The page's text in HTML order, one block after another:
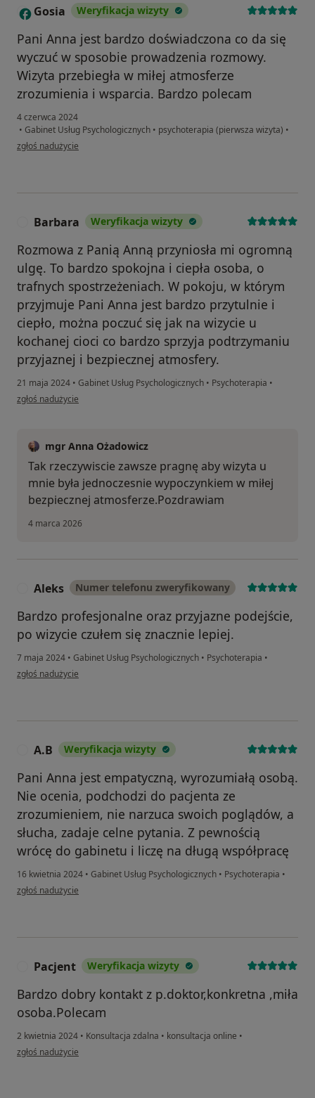
G Gosia Weryfikacja wizyty
Pani Anna jest bardzo doświadczona co da się
wyczuć w sposobie prowadzenia rozmowy.
Wizyta przebiegła w miłej atmosferze
zrozumienia i wsparcia. Bardzo polecam
4 czerwca 2024
• Gabinet Usług Psychologicznych • psychoterapia (pierwsza wizyta) •
w opinii użytkownika Gosia
zgłoś nadużycie
Barbara Weryfikacja wizyty
Rozmowa z Panią Anną przyniosła mi ogromną
ulgę. To bardzo spokojna i ciepła osoba, o
trafnych spostrzeżeniach. W pokoju, w którym
przyjmuje Pani Anna jest bardzo przytulnie i
ciepło, można poczuć się jak na wizycie u
kochanej cioci co bardzo sprzyja podtrzymaniu
przyjaznej i bezpiecznej atmosfery.
21 maja 2024 • Gabinet Usług Psychologicznych • Psychoterapia •
w opinii użytkownika Barbara
zgłoś nadużycie
mgr Anna Ożadowicz
Tak rzeczywiscie zawsze pragnę aby wizyta u
mnie była jednoczesnie wypoczynkiem w miłej
bezpiecznej atmosferze.Pozdrawiam
4 marca 2026
Aleks Numer telefonu zweryfikowany
Bardzo profesjonalne oraz przyjazne podejście,
po wizycie czułem się znacznie lepiej.
7 maja 2024 • Gabinet Usług Psychologicznych • Psychoterapia •
w opinii użytkownika Aleks
zgłoś nadużycie
A.B Weryfikacja wizyty
Pani Anna jest empatyczną, wyrozumiałą osobą.
Nie ocenia, podchodzi do pacjenta ze
zrozumieniem, nie narzuca swoich poglądów, a
słucha, zadaje celne pytania. Z pewnością
wrócę do gabinetu i liczę na długą współpracę
16 kwietnia 2024 • Gabinet Usług Psychologicznych • Psychoterapia •
w opinii użytkownika A.B
zgłoś nadużycie
Pacjent Weryfikacja wizyty
Bardzo dobry kontakt z p.doktor,konkretna ,miła
osoba.Polecam
2 kwietnia 2024 • Konsultacja zdalna • konsultacja online •
w opinii użytkownika Pacjent
zgłoś nadużycie